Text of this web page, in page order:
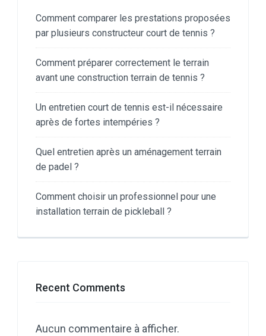
Comment comparer les prestations proposées
par plusieurs constructeur court de tennis ?
Comment préparer correctement le terrain
avant une construction terrain de tennis ?
Un entretien court de tennis est-il nécessaire
après de fortes intempéries ?
Quel entretien après un aménagement terrain
de padel ?
Comment choisir un professionnel pour une
installation terrain de pickleball ?
Recent Comments
Aucun commentaire à afficher.